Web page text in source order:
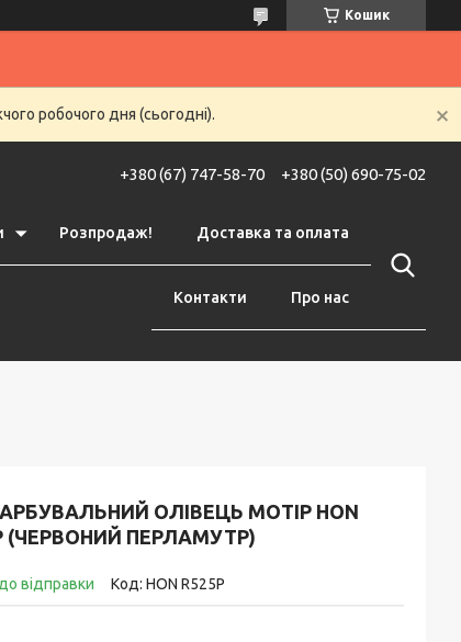
Кошик
робочого дня (сьогодні).
+380 (67) 747-58-70 +380 (50) 690-75-02
Розпродаж! Доставка та оплата
Контакти Про нас
ОЛІВЕЦЬ MOTIP HON
(ЧЕРВОНИЙ ПЕРЛАМУТР)
відправки Код: HON R525P